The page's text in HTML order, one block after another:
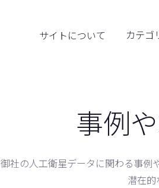
サイトについて カテゴ
事例
御社の人工衛星データに関わる事例
潜在的